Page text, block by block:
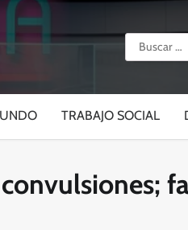
Buscar:
TRABAJO SOCIAL